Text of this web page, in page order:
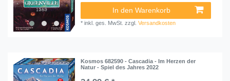
In den Warenkorb
*inkl. ges. MwSt. zzgl.Versandkosten
Kosmos 682590 - Cascadia - Im Herzen der
Natur - Spiel des Jahres 2022